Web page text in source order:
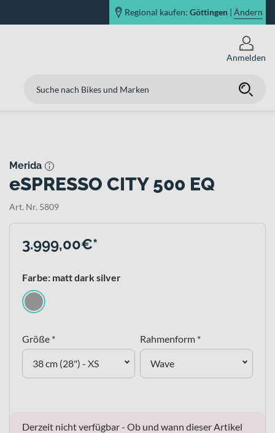
Regional kaufen: Göttingen | Ändern
Anmelden
Merida
eSPRESSO CITY 500 EQ
Art. Nr. 5809
3.999,00€*
Farbe: matt dark silver
Größe *
38 cm (28") - XS
Rahmenform *
Wave
Derzeit nicht verfügbar - Ob und wann dieser Artikel